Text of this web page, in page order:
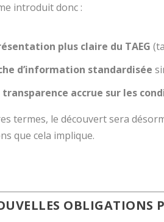
introduit donc :
plus claire du TAEG
d’information standardisée
transparence accrue sur les
termes, le découvert sera
que cela implique.
OBLIGATIONS